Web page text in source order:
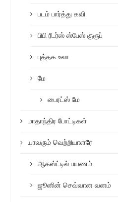
படம் பார்த்து கவி
பிபி ரீடர்ஸ் ஸ்பேஸ் குரூப்
புத்தக உலா
மே
பைரட்ஸ் மே
மாதாந்திர போட்டிகள்
யாவரும் வெற்றியாளரே
ஆகஸ்ட்டில் பயணம்
ஜூனின் செவ்வான வனம்